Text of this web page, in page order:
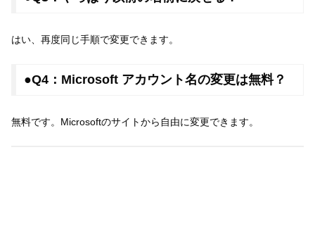
はい、再度同じ手順で変更できます。
●Q4：Microsoft アカウント名の変更は無料？
無料です。Microsoftのサイトから自由に変更できます。